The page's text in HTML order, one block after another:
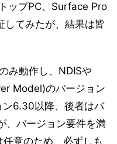
ップPC、Surface Pro
てみたが、結果は皆
み動作し、NDISや
Model)のバージョン
ン6.30以降、後者はバ
、バージョン要件を満
意のため、必ずしも